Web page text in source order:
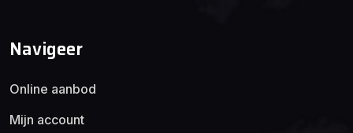
Navigeer
Online aanbod
Mijn account